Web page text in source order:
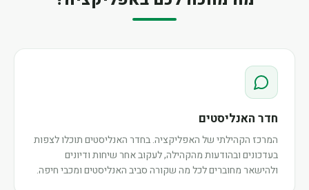
חדר האנליסטים
המרכז הקהילתי של האפליקציה. בחדר האנליסטים תוכלו לצפות
בעדכונים ובהודעות מהקהילה, לעקוב אחר שיחות ודיונים
ולהישאר מחוברים לכל מה שקורה סביב האנליסטים ומכבי חיפה.